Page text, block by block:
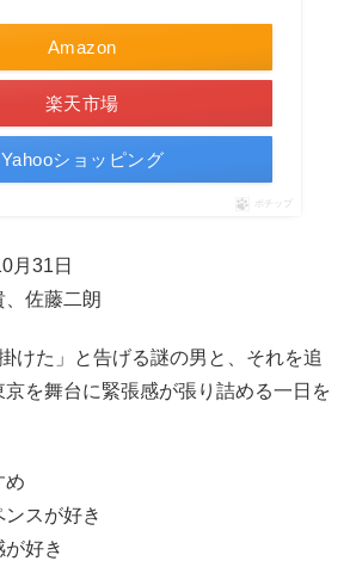
Amazon
楽天市場
Yahooショッピング
ポチップ
月31日
佐藤二朗
けた」と告げる謎の男と、それを追
京を舞台に緊張感が張り詰める一日を
め
ンスが好き
好き